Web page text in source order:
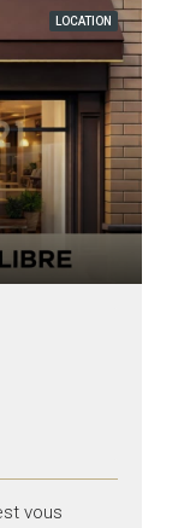
LOCATION
vous